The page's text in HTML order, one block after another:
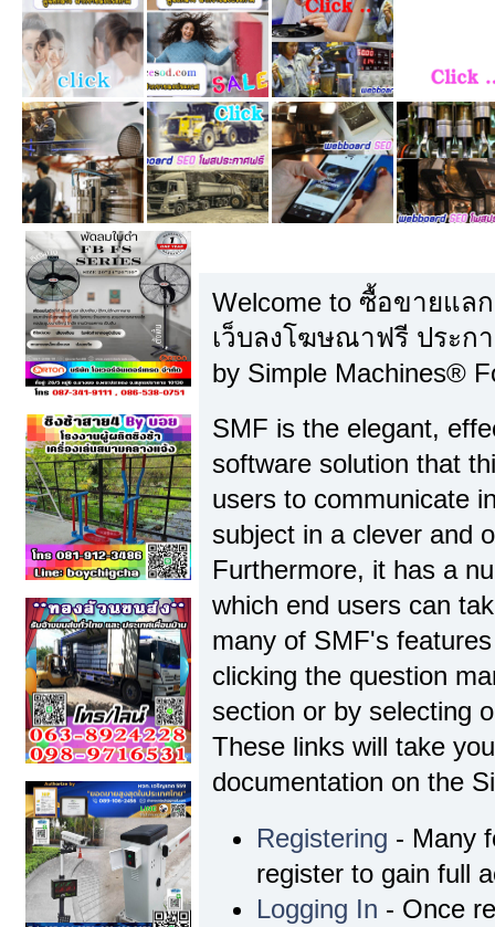
Welcome to ซื้อขายแล
เว็บลงโฆษณาฟรี ประก
by Simple Machines®
SMF is the elegant,
software solution that
users to communicate
subject in a clever and
Furthermore, it has a
which end users can
many of SMF's
clicking the question
section or by selecting
These links will take
documentation on the
Registering - Many
register to gain full
Logging In - Once